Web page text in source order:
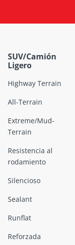
SUV/Camión
Ligero
Highway Terrain
All-Terrain
Extreme/Mud-
Terrain
Resistencia al
rodamiento
Silencioso
Sealant
Runflat
Reforzada